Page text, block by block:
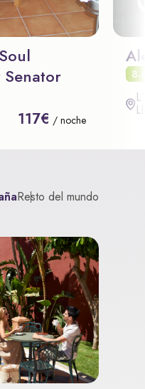
117€ / noche
Resto del mundo